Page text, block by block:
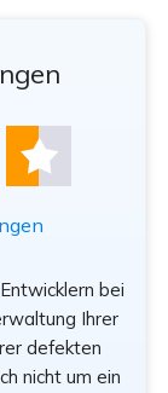

bei
Ihrer
defekten
nicht um ein